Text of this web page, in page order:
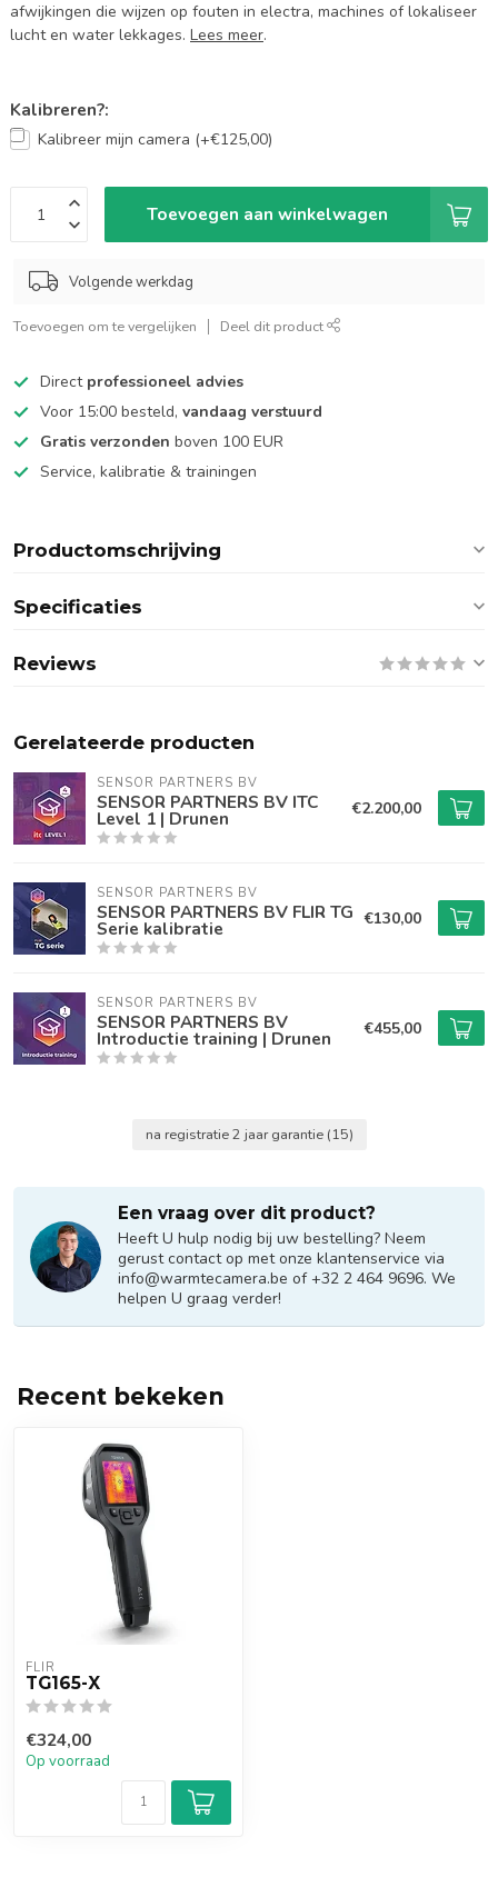
afwijkingen die wijzen op fouten in electra, machines of lokaliseer
lucht en water lekkages. Lees meer.
Kalibreren?:
Kalibreer mijn camera (+€125,00)
Toevoegen aan winkelwagen
Volgende werkdag
Toevoegen om te vergelijken Deel dit product
Direct professioneel advies
Voor 15:00 besteld, vandaag verstuurd
Gratis verzonden boven 100 EUR
Service, kalibratie & trainingen
Productomschrijving
Specificaties
Reviews
Gerelateerde producten
SENSOR PARTNERS BV
SENSOR PARTNERS BV ITC
Level 1 | Drunen €2.200,00
SENSOR PARTNERS BV
SENSOR PARTNERS BV FLIR TG
Serie kalibratie €130,00
SENSOR PARTNERS BV
SENSOR PARTNERS BV
Introductie training | Drunen €455,00
na registratie 2 jaar garantie (15)
Een vraag over dit product?
Heeft U hulp nodig bij uw bestelling? Neem
gerust contact op met onze klantenservice via
info@warmtecamera.be of +32 2 464 9696. We
helpen U graag verder!
Recent bekeken
FLIR
TG165-X
€324,00
Op voorraad